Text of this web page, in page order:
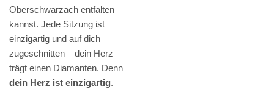
Oberschwarzach entfalten
kannst. Jede Sitzung ist
einzigartig und auf dich
zugeschnitten – dein Herz
trägt einen Diamanten. Denn
dein Herz ist einzigartig.